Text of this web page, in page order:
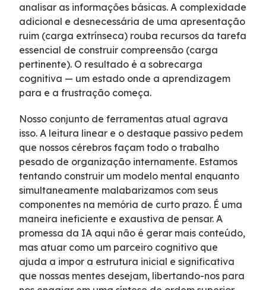
analisar as informações básicas. A complexidade
adicional e desnecessária de uma apresentação
ruim (carga extrínseca) rouba recursos da tarefa
essencial de construir compreensão (carga
pertinente). O resultado é a sobrecarga
cognitiva — um estado onde a aprendizagem
para e a frustração começa.
Nosso conjunto de ferramentas atual agrava
isso. A leitura linear e o destaque passivo pedem
que nossos cérebros façam todo o trabalho
pesado de organização internamente. Estamos
tentando construir um modelo mental enquanto
simultaneamente malabarizamos com seus
componentes na memória de curto prazo. É uma
maneira ineficiente e exaustiva de pensar. A
promessa da IA aqui não é gerar mais conteúdo,
mas atuar como um parceiro cognitivo que
ajuda a impor a estrutura inicial e significativa
que nossas mentes desejam, libertando-nos para